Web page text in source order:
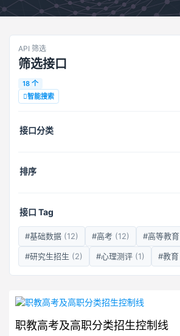
API 筛选
筛选接口
18 个
智能搜索
接口分类
排序
接口 Tag
#基础数据 (12) #高考 (12) #高等教育
#研究生招生 (2) #心理测评 (1) #教育
职教高考及高职分类招生控制线